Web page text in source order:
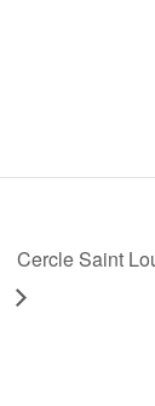
Cercle Saint